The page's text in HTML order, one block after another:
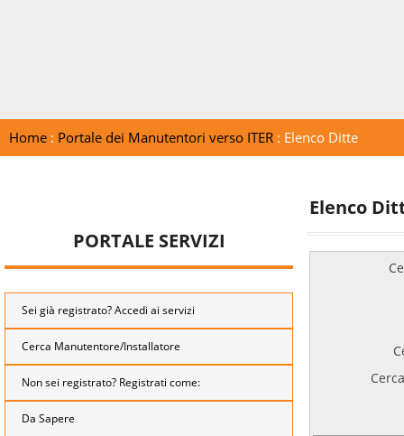
Home: Portale dei Manutentori verso ITER: Elenco Ditte
PORTALE SERVIZI
Sei già registrato? Accedi ai servizi
Cerca Manutentore/Installatore
Non sei registrato? Registrati come:
Da Sapere
Elenco